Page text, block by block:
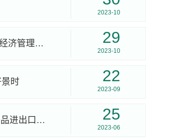
2023-10
乡村振兴大讲堂 | 解码强村公司的共富路径——访南京农业大学经济管理学院教授、副院长耿献辉 29
2023-10
时 22
2023-09
【国际商报】学院王学君教授接受《国际商报》采访谈近期农产品进出口增长 25
2023-06